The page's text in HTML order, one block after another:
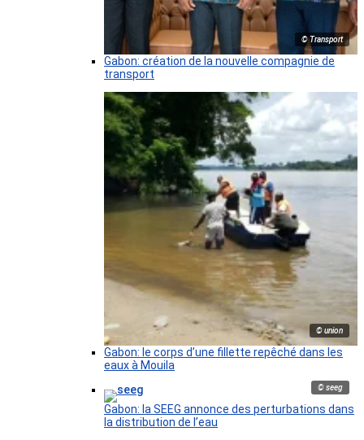
© Transport
Gabon: création de la nouvelle compagnie de
transport
© union
Gabon: le corps d’une fillette repêché dans les
eaux à Mouila
© seeg
Gabon: la SEEG annonce des perturbations dans
la distribution de l’eau